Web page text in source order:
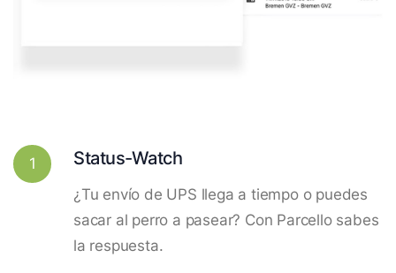
1 Status-Watch
¿Tu envío de UPS llega a tiempo o puedes
sacar al perro a pasear? Con Parcello sabes
la respuesta.